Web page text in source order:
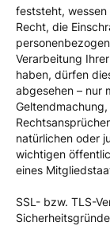
feststeht, wessen
Recht, die
Verarbeitung
haben, dürfen
abgesehen – nur
natürlichen oder
wichtigen
eines
SSL- bzw. TLS-